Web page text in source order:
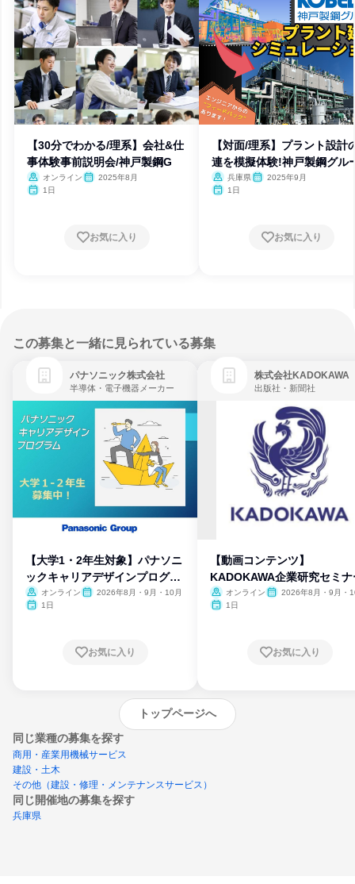
【30分でわかる/理系】会社&仕
事体験事前説明会/神戸製鋼G
オンライン
2025年8月
1日
お気に入り
【対面/理系】プラント設計
連を模擬体験!神戸製鋼グル
兵庫県
2025年9月
1日
お気に入り
この募集と一緒に見られている募集
パナソニック株式会社
半導体・電子機器メーカー
【大学1・2年生対象】パナソニ
ックキャリアデザインプログラ
ム
オンライン
2026年8月・9月・10月
1日
お気に入り
株式会社KADOKAWA
出版社・新聞社
【動画コンテンツ】
KADOKAWA企業研究セミナ
オンライン
2026年8月・9月・
1日
お気に入り
トップページへ
同じ業種の募集を探す
商用・産業用機械サービス
建設・土木
その他（建設・修理・メンテナンスサービス）
同じ開催地の募集を探す
兵庫県